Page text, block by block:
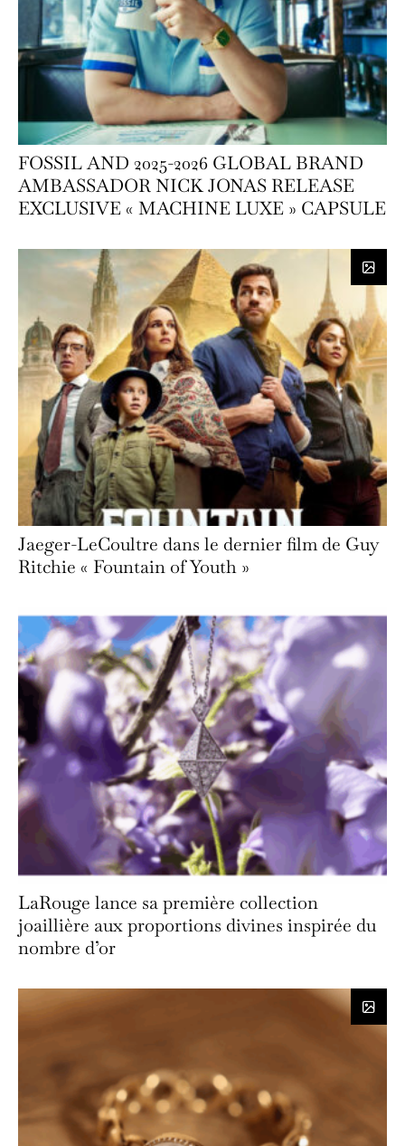
FOSSIL AND 2025-2026 GLOBAL BRAND
AMBASSADOR NICK JONAS RELEASE
EXCLUSIVE « MACHINE LUXE » CAPSULE
Jaeger-LeCoultre dans le dernier film de Guy
Ritchie « Fountain of Youth »
LaRouge lance sa première collection
joaillière aux proportions divines inspirée du
nombre d’or